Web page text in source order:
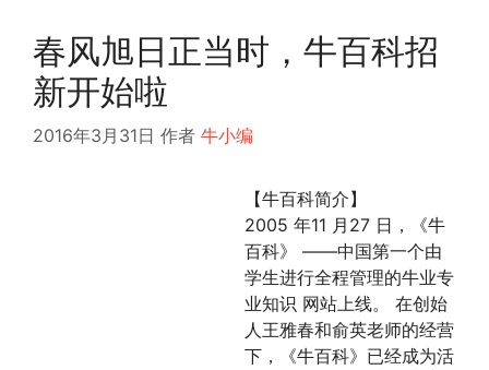
春风旭日正当时，牛百科招
新开始啦
2016年3月31日 作者 牛小编
【牛百科简介】
2005 年11 月27 日，《牛
百科》 ——中国第一个由
学生进行全程管理的牛业专
业知识 网站上线。 在创始
人王雅春和俞英老师的经营
下，《牛百科》已经成为活